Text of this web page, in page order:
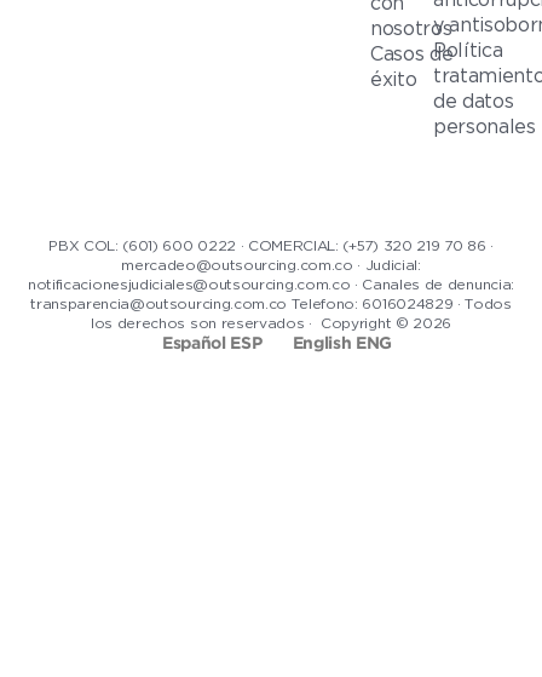
nosotros
Casos de
éxito
y
Política
de datos
personales
PBX COL: (601) 600 0222 · COMERCIAL: (+57) 320 219 70 86 ·
mercadeo@outsourcing.com.co · Judicial:
notificacionesjudiciales@outsourcing.com.co · Canales de denuncia:
transparencia@outsourcing.com.co Telefono: 6016024829 · Todos
los derechos son reservados · Copyright © 2026
Español ESP English ENG